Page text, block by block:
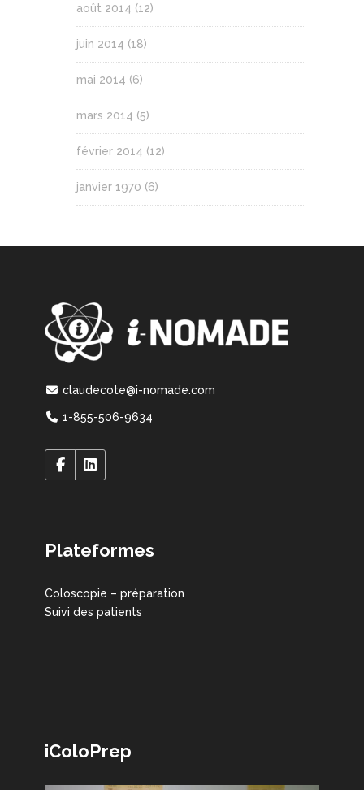
août 2014 (12)
juin 2014 (18)
mai 2014 (6)
mars 2014 (5)
février 2014 (12)
janvier 1970 (6)
claudecote@i-nomade.com
1-855-506-9634
Plateformes
Coloscopie – préparation
Suivi des patients
iColoPrep